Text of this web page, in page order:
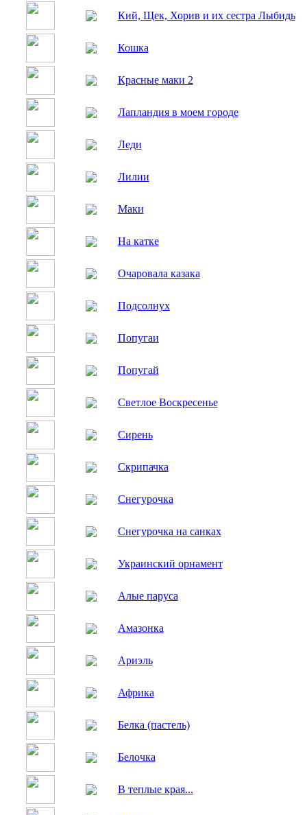
Кий, Щек, Хорив и их сестра Лыбидь
Кошка
Красные маки 2
Лапландия в моем городе
Леди
Лилии
Маки
На катке
Очаровала казака
Подсолнух
Попугаи
Попугай
Светлое Воскресенье
Сирень
Скрипачка
Снегурочка
Снегурочка на санках
Украинский орнамент
Алые паруса
Амазонка
Ариэль
Африка
Белка (пастель)
Белочка
В теплые края...